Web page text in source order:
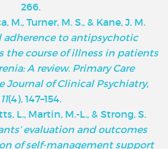
266.
M., Turner, M. S., & Kane, J. M.
adherence to antipsychotic
course of illness in patients
A review. Primary Care
Journal of Clinical Psychiatry,
11(4), 147–154.
L., Martin, M.-L., & Strong, S.
evaluation and outcomes
of self-management support